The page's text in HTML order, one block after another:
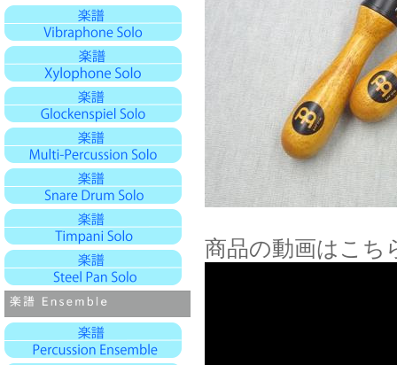
商品の動画はこち